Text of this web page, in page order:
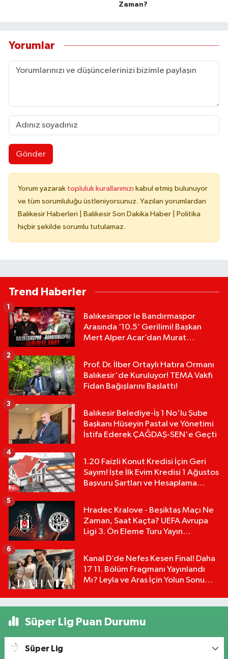
Zaman?
Yorumlar
Gönder
Yorum yazarak topluluk kurallarımızı kabul etmiş bulunuyor
ve tüm sorumluluğu üstleniyorsunuz. Yazılan yorumlardan
Balıkesir Haberleri | Balıkesir Son Dakika Haber | Politika
hiçbir şekilde sorumlu tutulamaz.
Trend Haberler
Balıkesirspor le Bandırmaspor
Arasında ‘10.5’ Gerilimi! Başkan
Mert Alper Acar’dan Murat
1
Prof. Dr. İlber Ortaylı Hatıra Ormanı
Balıkesir'de Kuruluyor! TEMA Vakfı
Fidan Bağışlarını Başlattı!
2
Balıkesir Belediye-İş 1 No'lu Şube
Başkanı Hüseyin Pastal ve Yönetimi
İstifa Ederek ÇAĞDAŞ-SEN'e Geçti
3
1.20 Faizli Konut Kredisi İçin Geri
Sayım! İşte İlk Evim Kredisi 1 Ağustos
Başvuru Şartları ve Hesaplama
4
Hradec Kralove - Beşiktaş Maçı Ne
Zaman, Saat Kaçta? UEFA Avrupa
Ligi 3. Ön Eleme Turu Yayın
5
Kanal D’de Nefes Kesen Final! Daha
17 11. Bölüm Fragmanı Yayınlandı
Mı? Leyla ve Aras İçin Yolun Sonu
6
Süper Lig Puan Durumu
Süper Lig